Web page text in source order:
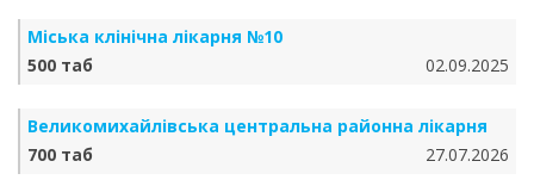
Міська клінічна лікарня №10
500 таб
02.09.2025
Великомихайлівська центральна районна лікарня
700 таб
27.07.2026